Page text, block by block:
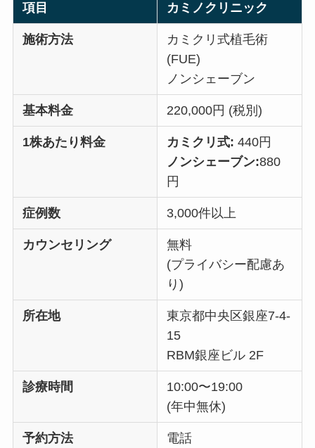
項目 カミノクリニック
施術方法
カミクリ式植毛術
(FUE)
ノンシェーブン
基本料金 220,000円 (税別)
1株あたり料金 カミクリ式: 440円
ノンシェーブン:880
円
症例数 3,000件以上
カウンセリング
無料
(プライバシー配慮あ
り)
所在地
東京都中央区銀座7-4-
15
RBM銀座ビル 2F
診療時間
10:00〜19:00
(年中無休)
予約方法 電話